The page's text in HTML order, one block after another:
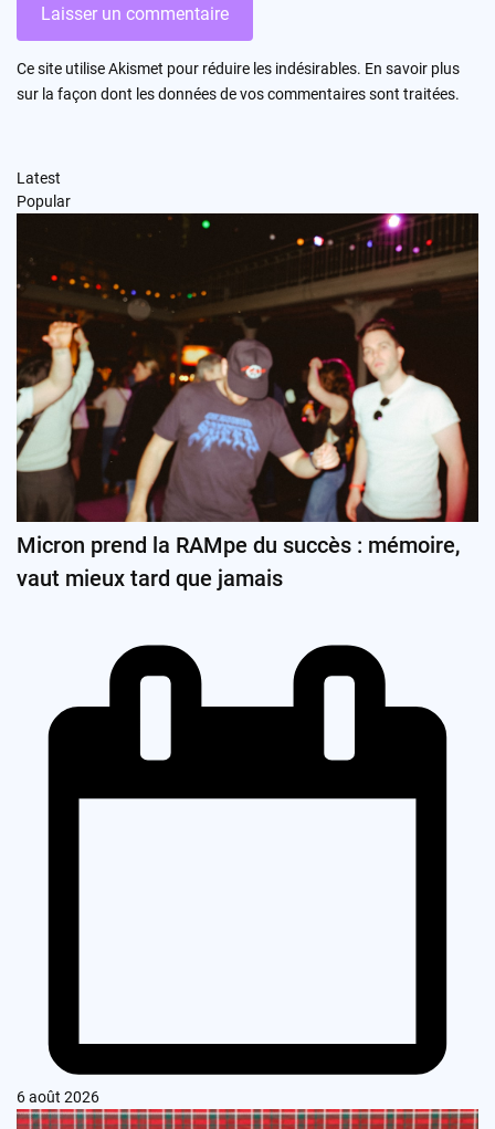
Ce site utilise Akismet pour réduire les indésirables. En savoir plus
sur la façon dont les données de vos commentaires sont traitées.
Latest
Popular
Micron prend la RAMpe du succès : mémoire,
vaut mieux tard que jamais
6 août 2026